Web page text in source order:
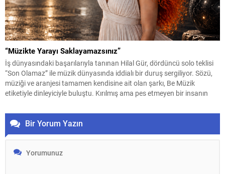
“Müzikte Yarayı Saklayamazsınız”
İş dünyasındaki başarılarıyla tanınan Hilal Gür, dördüncü solo teklisi
“Son Olamaz” ile müzik dünyasında iddialı bir duruş sergiliyor. Sözü,
müziği ve aranjesi tamamen kendisine ait olan şarkı, Be Müzik
etiketiyle dinleyiciyle buluştu. Kırılmış ama pes etmeyen bir insanın
türden. Yönetmen...
Bir Yorum Yazın